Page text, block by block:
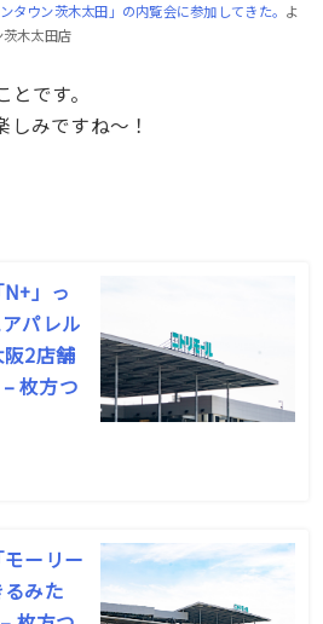
タウン茨木太田」の内覧会に参加してきた。 よ
木太田店
です。
みですね〜！
」っ
パレル
2店舗
枚方つ
ーリー
みた